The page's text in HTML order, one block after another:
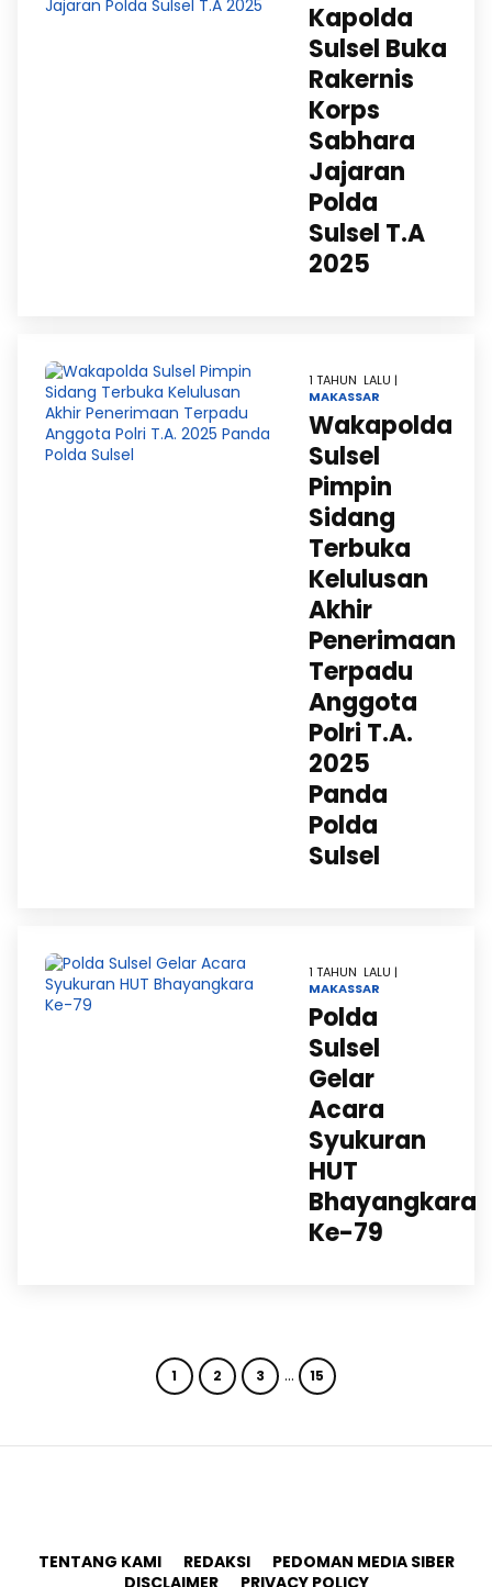
Kapolda
Sulsel Buka
Rakernis
Korps
Sabhara
Jajaran
Polda
Sulsel T.A
2025
1 TAHUN LALU |
MAKASSAR
Wakapolda
Sulsel
Pimpin
Sidang
Terbuka
Kelulusan
Akhir
Penerimaan
Terpadu
Anggota
Polri T.A.
2025
Panda
Polda
Sulsel
1 TAHUN LALU |
MAKASSAR
Polda
Sulsel
Gelar
Acara
Syukuran
HUT
Bhayangkara
Ke-79
1 2 3 … 15
TENTANG KAMI REDAKSI
PEDOMAN MEDIA SIBER
DISCLAIMER
PRIVACY POLICY